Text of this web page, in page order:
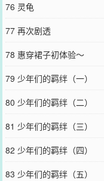
76 灵龟
77 再次剧透
78 惠穿裙子初体验～
79 少年们的羁绊（一）
80 少年们的羁绊（二）
81 少年们的羁绊（三）
82 少年们的羁绊（四）
83 少年们的羁绊（五）